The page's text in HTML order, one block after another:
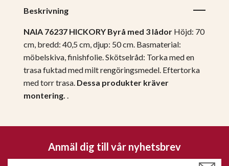
Beskrivning
NAIA 76237 HICKORY Byrå med 3 lådor Höjd: 70
cm, bredd: 40,5 cm, djup: 50 cm. Basmaterial:
möbelskiva, finishfolie. Skötselråd: Torka med en
trasa fuktad med milt rengöringsmedel. Eftertorka
med torr trasa. Dessa produkter kräver
montering.
Anmäl dig till vår nyhetsbrev